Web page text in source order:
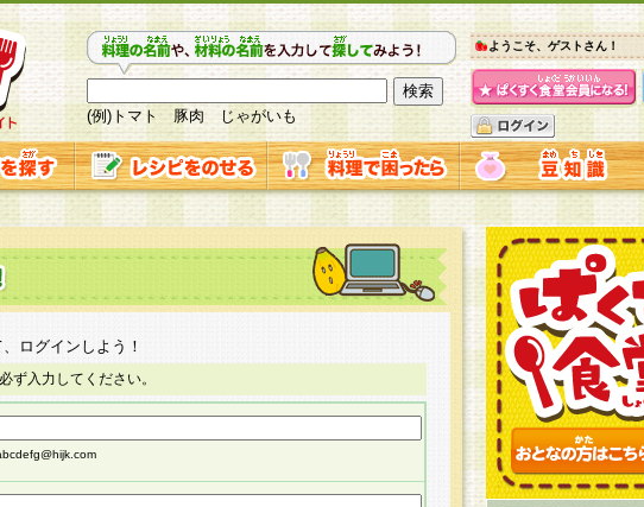
(例)トマト 豚肉 じゃがいも
ようこそ、ゲストさん！
ログインしよう！
ず入力してください。